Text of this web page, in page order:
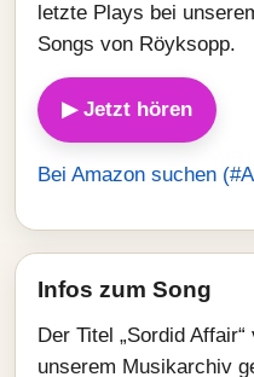
letzte Plays bei
Songs von Röyksopp.
▶ Jetzt hören
Bei Amazon suchen
Infos zum Song
Der Titel „Sordid
unserem Musikarchiv